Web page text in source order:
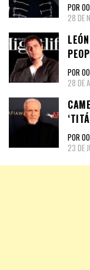
POR
28 DE
POR
28 DE
POR
23 DE